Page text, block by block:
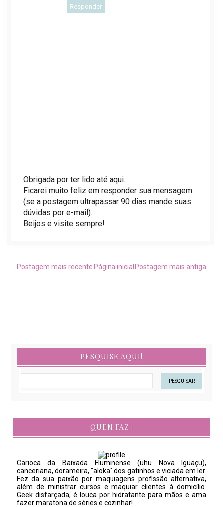
Responder
Obrigada por ter lido até aqui.
Ficarei muito feliz em responder sua mensagem
(se a postagem ultrapassar 90 dias mande suas
dúvidas por e-mail).
Beijos e visite sempre!
Postagem mais recente Postagem mais antiga
Página inicial
PESQUISE AQUI!
QUEM FAZ :
Carioca da Baixada Fluminense (uhu Nova Iguaçu),
canceriana, dorameira, "aloka" dos gatinhos e viciada em ler.
Fez da sua paixão por maquiagens profissão alternativa,
além de ministrar cursos e maquiar clientes à domicílio.
Geek disfarçada, é louca por hidratante para mãos e ama
fazer maratona de séries e cozinhar!